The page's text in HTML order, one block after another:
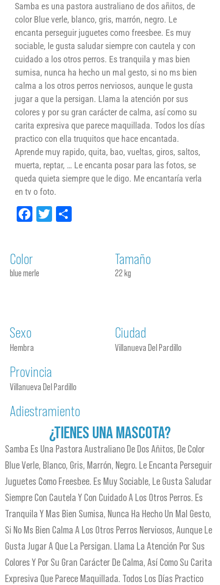
Samba es una pastora australiano de dos añitos, de
color Blue verle, blanco, gris, marrón, negro. Le
encanta perseguir juguetes como freesbee. Es muy
sociable, le gusta saludar siempre con cautela y con
cuidado a los otros perros. Es tranquila y mas bien
sumisa, nunca ha hecho un mal gesto, si no ms bien
calma a los otros perros nerviosos, aunque le gusta
jugar a que la persigan. Llama la atención por sus
colores y por su gran carácter de calma, así como su
carita expresiva que parece maquillada. Todos los días
practico con ella truquitos que hace encantada.
Aprende muy rapido, quita, bao, vueltas, giros, saltos,
muerta, reptar, … Le encanta posar para las fotos, se
queda quieta siempre que le digo. Me encantaría verla
en tv o foto.
Facebook
Twitter
Color
blue merle
Tamaño
22 kg
Sexo
Hembra
Ciudad
Villanueva Del Pardillo
Provincia
Villanueva Del Pardillo
Adiestramiento
¿TIENES UNA MASCOTA?
Samba Es Una Pastora Australiano De Dos Añitos, De Color
Blue Verle, Blanco, Gris, Marrón, Negro. Le Encanta Perseguir
Juguetes Como Freesbee. Es Muy Sociable, Le Gusta Saludar
Siempre Con Cautela Y Con Cuidado A Los Otros Perros. Es
Tranquila Y Mas Bien Sumisa, Nunca Ha Hecho Un Mal Gesto,
Si No Ms Bien Calma A Los Otros Perros Nerviosos, Aunque Le
Gusta Jugar A Que La Persigan. Llama La Atención Por Sus
Colores Y Por Su Gran Carácter De Calma, Así Como Su Carita
Expresiva Que Parece Maquillada. Todos Los Días Practico